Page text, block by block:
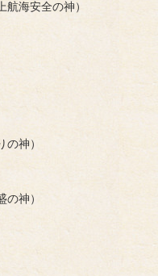
海安全の神）
神）
神）